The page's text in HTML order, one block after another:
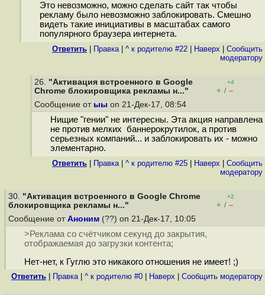
Это невозможно, можно сделать сайт так чтобы
рекламу было невозможно заблокировать. Смешно
видеть такие инициативы в масштабах самого
популярного браузера интернета.
Ответить Правка| ^ к родителю #22 Наверх
Cообщить
модератору
26. "Активация встроенного в Google
Chrome блокировщика рекламы н..."
+4
+ / –
Сообщение от ыы on 21-Дек-17, 08:54
Нищие "гении" не интересны. Эта акция направлена
не против мелких баннерокрутилок, а против
серьезных компаний... и заблокировать их - можно
элементарно.
Ответить Правка| ^ к родителю #25 Наверх
Cообщить
модератору
30. "Активация встроенного в Google Chrome
блокировщика рекламы н..."
+2
+ / –
Сообщение от Аноним (??) on 21-Дек-17, 10:05
>Реклама со счётчиком секунд до закрытия,
отображаемая до загрузки контента;
Нет-нет, к Гуглю это никакого отношения не имеет! ;)
Ответить Правка| ^ к родителю #0 Наверх Cообщить модератору